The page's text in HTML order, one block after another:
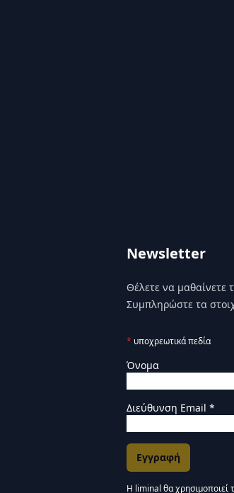
Newsletter
Θέλετε να μαθαίνετε
Συμπληρώστε τα
* υποχρεωτικά πεδία
Όνομα
Διεύθυνση Email *
Η liminal θα χρησιμοποιεί